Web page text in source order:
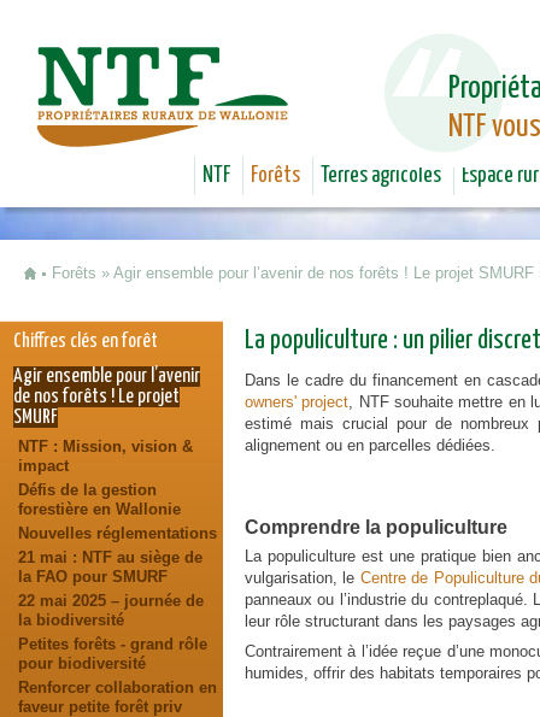
NTF
NTF Forêts Terres agricoles Espace
Forêts » Agir ensemble pour l’avenir de nos forêts ! Le projet SMURF
La populiculture : un pilier
Dans le cadre du financement en
owners' project, NTF souhaite mettre en
estimé mais crucial pour de nombreux
alignement ou en parcelles dédiées.
Comprendre la populiculture
La populiculture est une pratique bien
vulgarisation, le Centre de Populiculture
panneaux ou l’industrie du
leur rôle structurant dans les paysages
Contrairement à l’idée reçue d’une
humides, offrir des habitats temporaires
Chiffres clés en forêt
Agir ensemble pour l’avenir
de nos forêts ! Le projet
SMURF
NTF : Mission, vision &
impact
Défis de la gestion
forestière en Wallonie
Nouvelles réglementations
21 mai : NTF au siège de
la FAO pour SMURF
22 mai 2025 – journée de
la biodiversité
Petites forêts - grand rôle
pour biodiversité
Renforcer collaboration en
faveur petite forêt priv